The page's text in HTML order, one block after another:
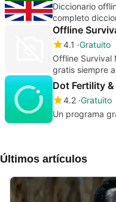
Diccionario
completo
base de datos
Offline
4.1 Gratuito
Offline Survival
gratis siempre
Dot Fertility
4.2 Gratuito
Un programa
Últimos artículos